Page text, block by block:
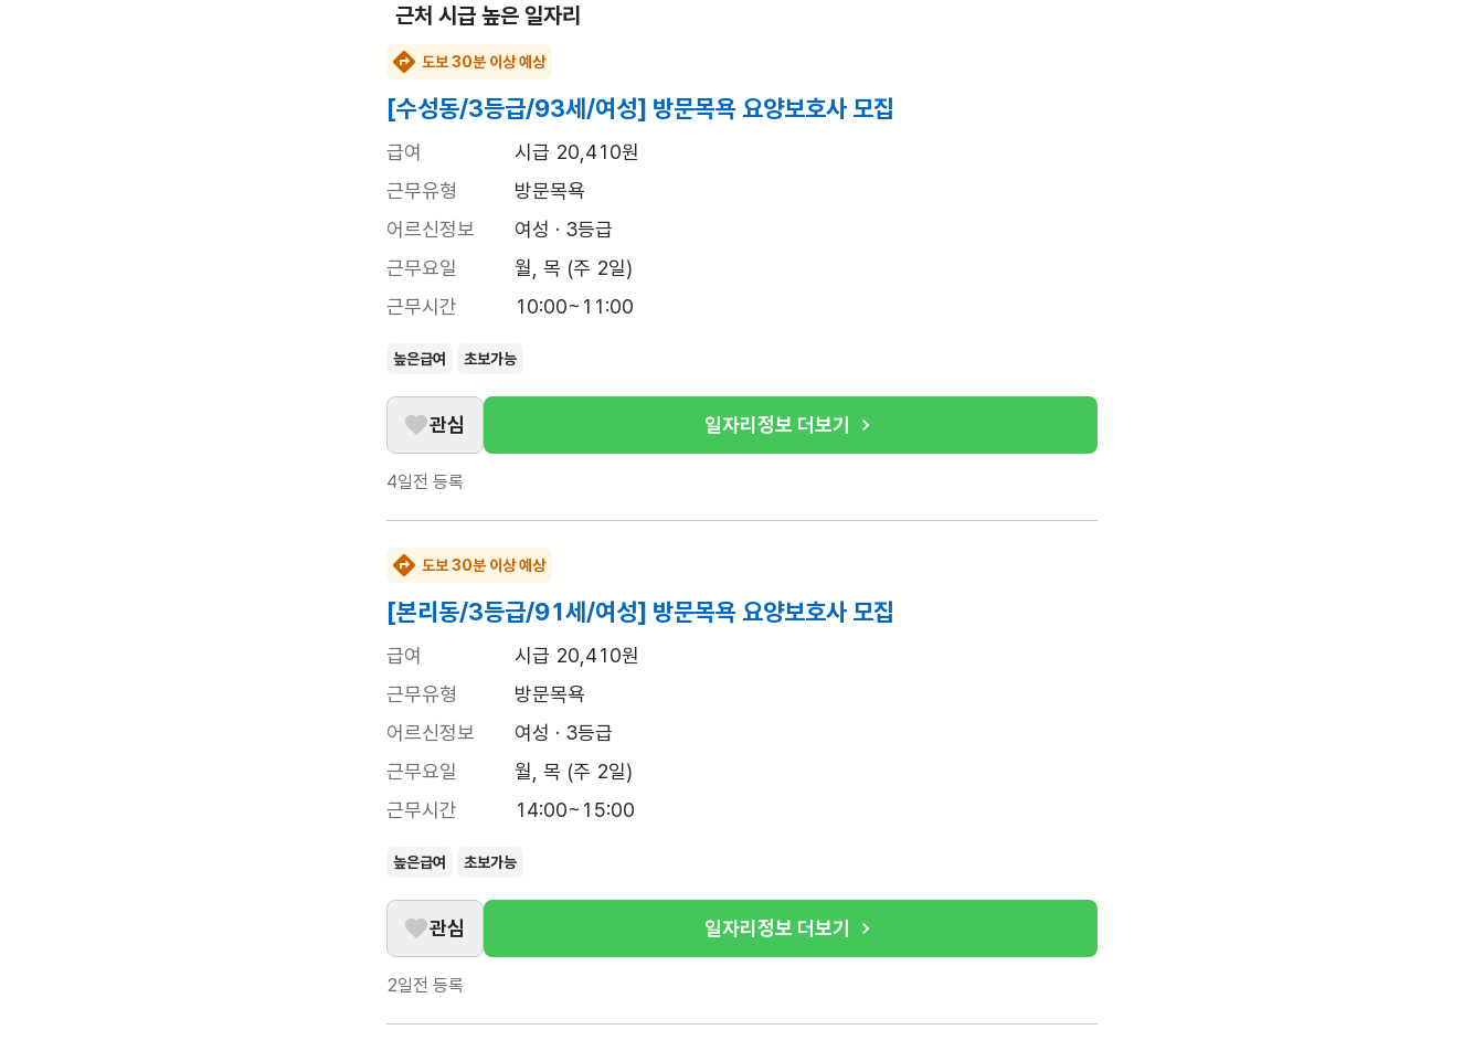
근처 시급 높은 일자리
도보 30분 이상 예상
[수성동/3등급/93세/여성] 방문목욕 요양보호사 모집
급여
시급 20,410원
근무유형
방문목욕
어르신정보
여성 · 3등급
근무요일
월, 목 (주 2일)
근무시간
10:00~11:00
높은급여 초보가능
관심 일자리정보 더보기
4일전 등록
도보 30분 이상 예상
[본리동/3등급/91세/여성] 방문목욕 요양보호사 모집
급여
시급 20,410원
근무유형
방문목욕
어르신정보
여성 · 3등급
근무요일
월, 목 (주 2일)
근무시간
14:00~15:00
높은급여 초보가능
관심 일자리정보 더보기
2일전 등록